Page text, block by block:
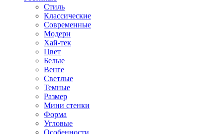
Стиль
Классические
Современные
Модерн
Хай-тек
Цвет
Белые
Венге
Светлые
Темные
Размер
Мини стенки
Форма
Угловые
Особенности